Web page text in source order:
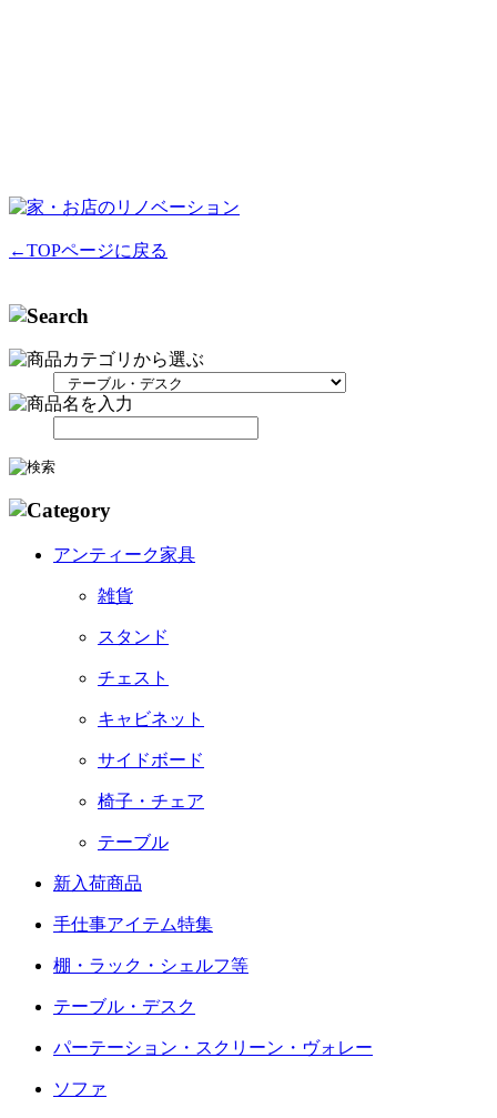
←TOPページに戻る
アンティーク家具
雑貨
スタンド
チェスト
キャビネット
サイドボード
椅子・チェア
テーブル
新入荷商品
手仕事アイテム特集
棚・ラック・シェルフ等
テーブル・デスク
パーテーション・スクリーン・ヴォレー
ソファ